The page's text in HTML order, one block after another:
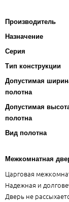
Производитель
Назначение
Серия
Тип конструкции
Допустимая
полотна
Допустимая
полотна
Вид полотна
Межкомнатная
Царговая
Надежная и
Дверь не